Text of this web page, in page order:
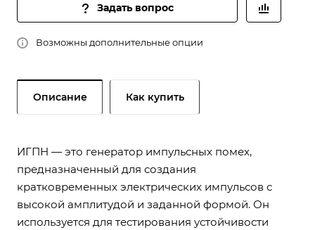
Задать вопрос
Возможны дополнительные опции
Описание Как купить
ИГПН — это генератор импульсных помех,
предназначенный для создания
кратковременных электрических импульсов с
высокой амплитудой и заданной формой. Он
используется для тестирования устойчивости